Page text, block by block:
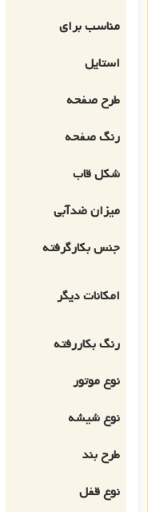
مناسب برای
استایل
طرح صفحه
رنگ صفحه
شکل قاب
میزان ضدآبی
جنس بکارگرفته
امکانات دیگر
رنگ بکاررفته
نوع موتور
نوع شیشه
طرح بند
نوع قفل